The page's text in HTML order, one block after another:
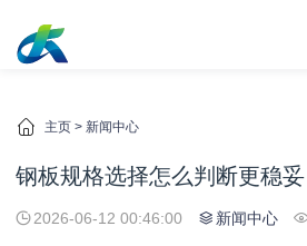
主页 > 新闻中心
钢板规格选择怎么判断更稳妥
2026-06-12 00:46:00 新闻中心